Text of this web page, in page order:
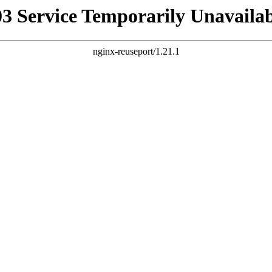
Service Temporarily
nginx-reuseport/1.21.1